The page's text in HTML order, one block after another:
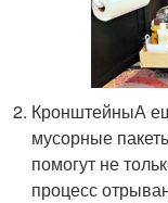
КронштейныА
мусорные
помогут не
процесс